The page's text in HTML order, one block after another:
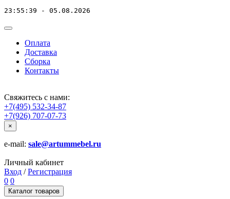
23:55:39 - 05.08.2026
Оплата
Доставка
Сборка
Контакты
Свяжитесь с нами:
+7(495) 532-34-87
+7(926) 707-07-73
×
e-mail: sale@artummebel.ru
Личный кабинет
Вход / Регистрация
0 0
Каталог товаров